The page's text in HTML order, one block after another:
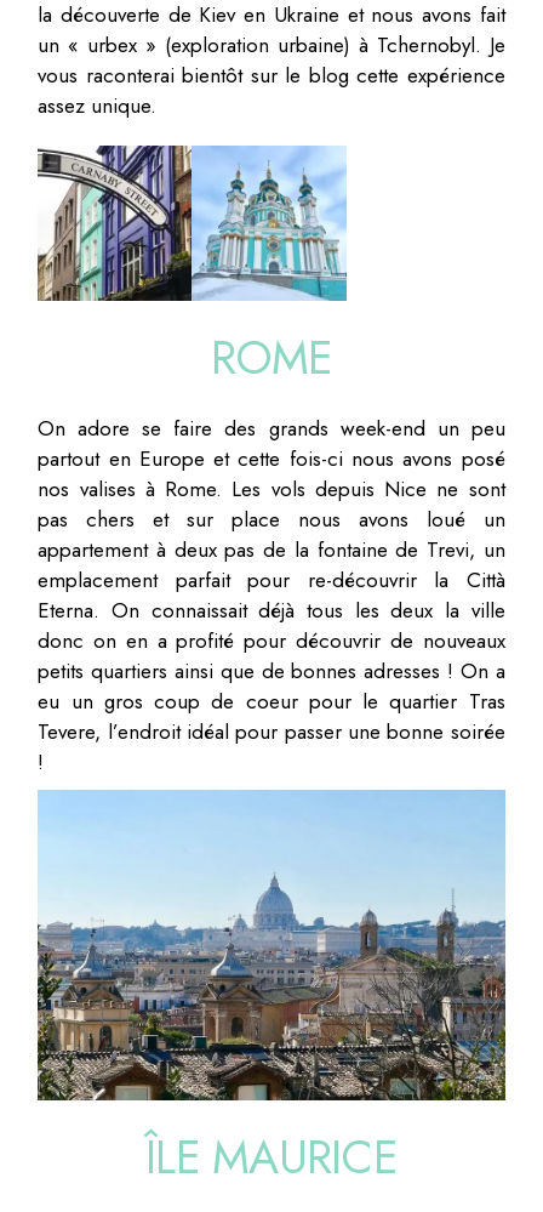
la découverte de Kiev en Ukraine et nous avons fait
un « urbex » (exploration urbaine) à Tchernobyl. Je
vous raconterai bientôt sur le blog cette expérience
assez unique.
ROME
On adore se faire des grands week-end un peu
partout en Europe et cette fois-ci nous avons posé
nos valises à Rome. Les vols depuis Nice ne sont
pas chers et sur place nous avons loué un
appartement à deux pas de la fontaine de Trevi, un
emplacement parfait pour re-découvrir la Città
Eterna. On connaissait déjà tous les deux la ville
donc on en a profité pour découvrir de nouveaux
petits quartiers ainsi que de bonnes adresses ! On a
eu un gros coup de coeur pour le quartier Tras
Tevere, l’endroit idéal pour passer une bonne soirée
!
ÎLE MAURICE